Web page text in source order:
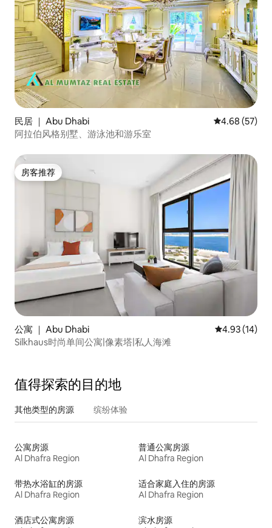
民居 ｜ Abu Dhabi 平均评分
4.68 (57)
阿拉伯风格别墅、游泳池和游乐室
房客推荐
房客推荐
公寓 ｜ Abu Dhabi 平均评分
4.93 (14)
Silkhaus时尚单间公寓|像素塔|私人海滩
值得探索的目的地
其他类型的房源 缤纷体验
公寓房源
Al Dhafra Region
普通公寓房源
Al Dhafra Region
带热水浴缸的房源
Al Dhafra Region
适合家庭入住的房源
Al Dhafra Region
酒店式公寓房源
滨水房源